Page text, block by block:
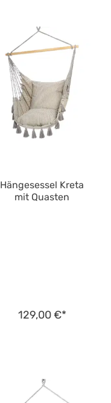
Hängesessel Kreta
mit Quasten
129,00 €*